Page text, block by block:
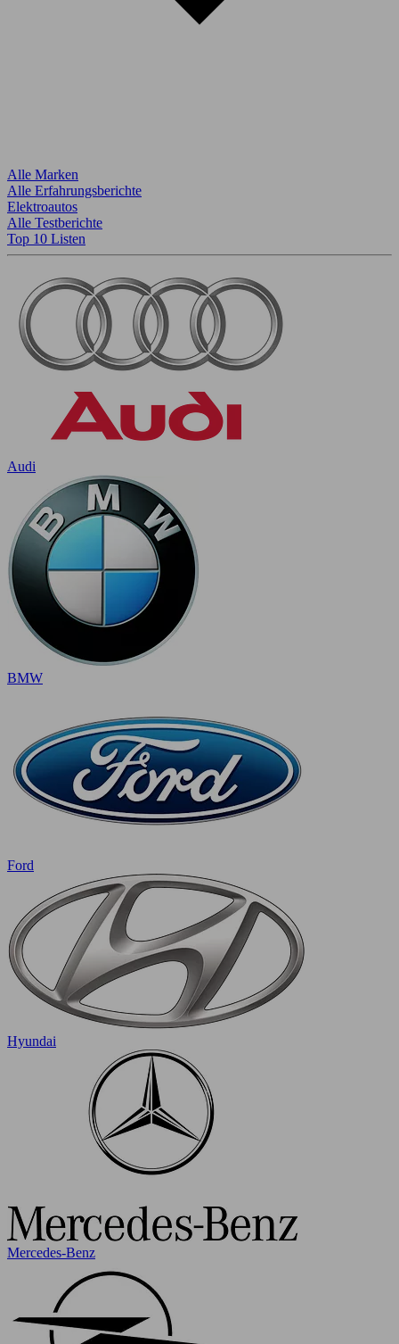
Alle Marken
Alle Erfahrungsberichte
Elektroautos
Alle Testberichte
Top 10 Listen
Audi
BMW
Ford
Hyundai
Mercedes-Benz